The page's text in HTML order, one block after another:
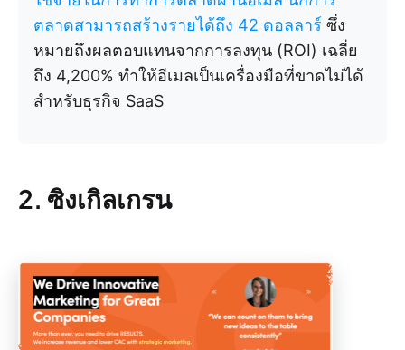
ตลาดสามารถสร้างรายได้ถึง 42 ดอลลาร์ ซึ่ง
หมายถึงผลตอบแทนจากการลงทุน (ROI) เฉลี่ย
ถึง 4,200% ทำให้อีเมลเป็นเครื่องมือที่ขาดไม่ได้
สำหรับธุรกิจ SaaS
2. ซิงเกิลเกรน